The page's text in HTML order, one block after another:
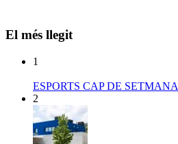
El més llegit
1
ESPORTS CAP DE SETMANA
2